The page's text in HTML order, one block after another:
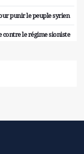
punir le peuple syrien
le régime sioniste